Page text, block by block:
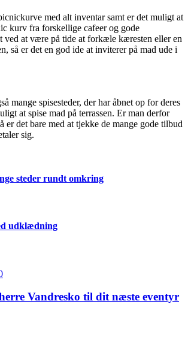
med alt inventar samt er det muligt at
kurv fra forskellige cafeer og gode
ved at være på tide at forkæle kæresten eller en
så er det en god ide at inviterer på mad ude i
mange spisesteder, der har åbnet op for deres
at spise mad på terrassen. Er man derfor
er det bare med at tjekke de mange gode tilbud
sig.
steder rundt omkring
udklædning
Vandresko til dit næste eventyr